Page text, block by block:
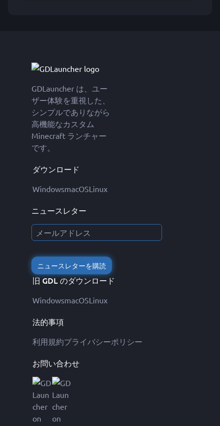
GDLauncher は、ユー
ザー体験を重視した、
シンプルでありながら
高機能なカスタム
Minecraft ランチャー
です。
ダウンロード
WindowsmacOSLinux
ニュースレター
ニュースレターを購読
旧 GDL のダウンロード
WindowsmacOSLinux
法的事項
利用規約プライバシーポリシー
お問い合わせ